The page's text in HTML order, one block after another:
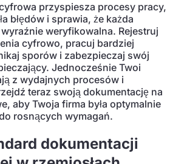
przyspiesza procesy pracy,
błędów i sprawia, że każda
weryfikowalna. Rejestruj
cyfrowo, pracuj bardziej
sporów i zabezpieczaj swój
Jednocześnie Twoi
z wydajnych procesów i
teraz swoją dokumentację na
aby Twoja firma była optymalnie
rosnących wymagań.
dokumentacji